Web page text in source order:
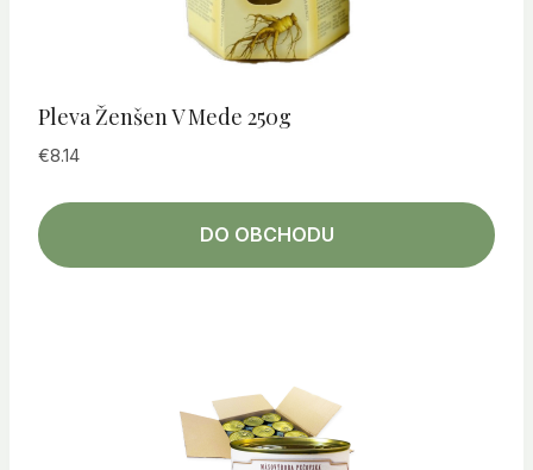
Pleva Ženšen V Mede 250g
€8.14
DO OBCHODU